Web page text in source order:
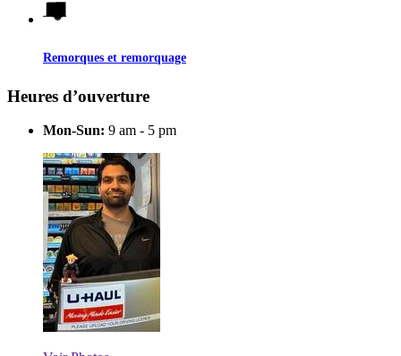
Remorques et remorquage
Heures d’ouverture
Mon-Sun: 9 am - 5 pm